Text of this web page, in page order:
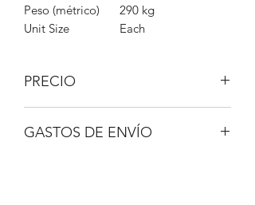
Peso (métrico)
290 kg
Unit Size
Each
PRECIO
GASTOS DE ENVÍO